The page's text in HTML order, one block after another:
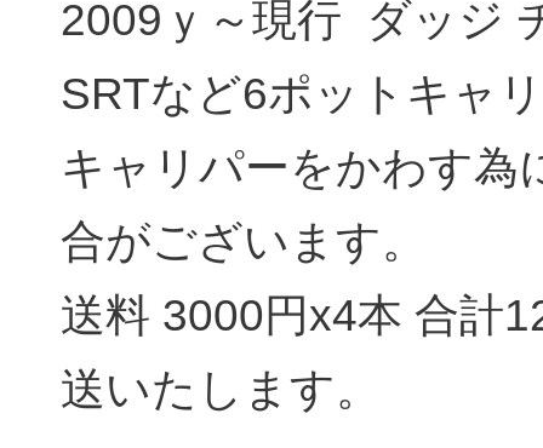
2009ｙ～現行 ダッジ
SRTなど6ポットキャ
キャリパーをかわす為
合がございます。
送料 3000円x4本 合計
送いたします。